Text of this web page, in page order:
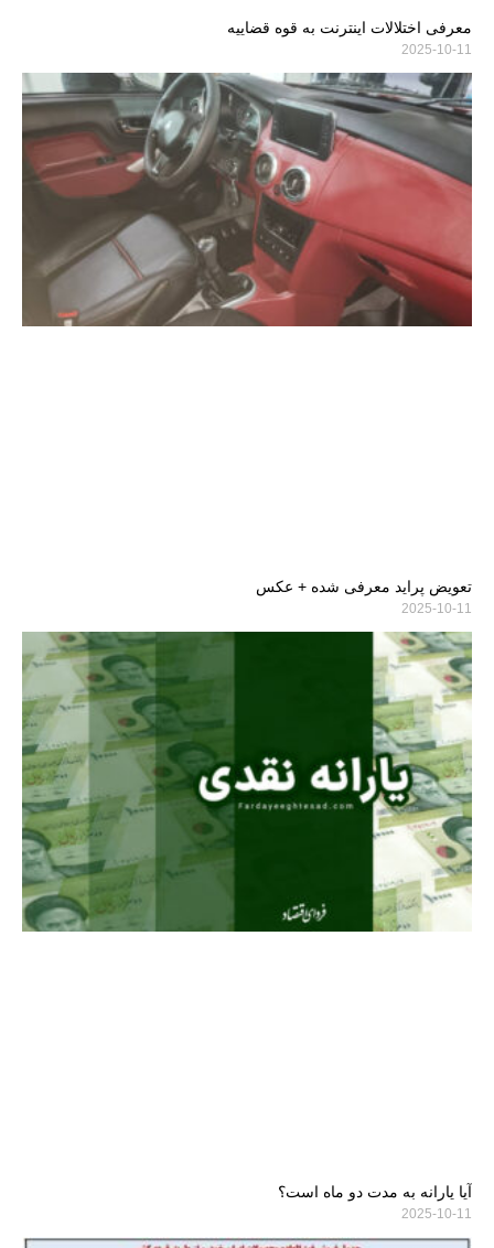
معرفی اختلالات اینترنت به قوه قضاییه
2025-10-11
تعویض پراید معرفی شده + عکس
2025-10-11
آیا یارانه به مدت دو ماه است؟
2025-10-11